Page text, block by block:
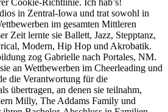
in Zentral-Iowa und trat sowohl in
im gesamten Mittleren
Zeit lernte sie Ballett, Jazz, Stepptanz,
Modern, Hip Hop und Akrobatik.
zog Gabrielle nach Portales, NM.
an Wettbewerben im Cheerleading und
die Verantwortung für die
übertragen, an denen sie teilnahm,
Milly, The Addams Family und